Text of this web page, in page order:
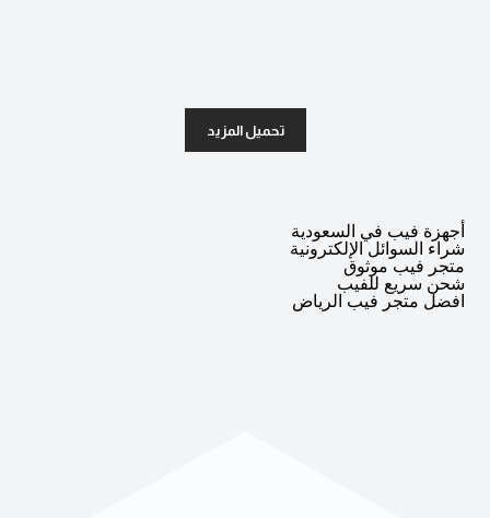
تحميل المزيد
أجهزة فيب في السعودية
شراء السوائل الإلكترونية
متجر فيب موثوق
شحن سريع للفيب
افضل متجر فيب الرياض